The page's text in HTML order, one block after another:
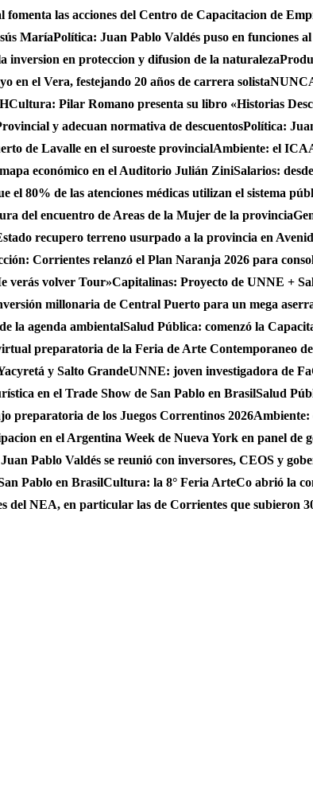
fomenta las acciones del Centro de Capacitacion de
MaríaPolítica: Juan Pablo Valdés puso en funciones
inversion en proteccion y difusion de la naturaleza
en el Vera, festejando 20 años de carrera solista
Cultura: Pilar Romano presenta su libro «Historias
y adecuan normativa de descuentosPolítica:
de Lavalle en el suroeste provincialAmbiente: el
económico en el Auditorio Julián ZiniSalarios:
el 80% de las atenciones médicas utilizan el sistema
del encuentro de Areas de la Mujer de la provincia
recupero terreno usurpado a la provincia en
Corrientes relanzó el Plan Naranja 2026 para
verás volver Tour»Capitalinas: Proyecto de UNNE +
millonaria de Central Puerto para un mega
la agenda ambientalSalud Pública: comenzó la
preparatoria de la Feria de Arte Contemporaneo
y Salto GrandeUNNE: joven investigadora de
en el Trade Show de San Pablo en BrasilSalud
preparatoria de los Juegos Correntinos 2026Ambiente:
en el Argentina Week de Nueva York en panel de
Pablo Valdés se reunió con inversores, CEOS y
Pablo en BrasilCultura: la 8° Feria ArteCo abrió la
del NEA, en particular las de Corrientes que subieron